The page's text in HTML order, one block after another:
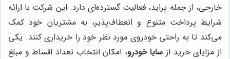
خارجی، از جمله پراید، فعالیت گسترده‌ای دارد. این شرکت با ارائه
شرایط پرداخت متنوع و انعطاف‌پذیر، به مشتریان خود کمک
می‌کند تا به راحتی خودروی مورد نظر خود را خریداری کنند. یکی
از مزایای خرید از سایا خودرو، امکان انتخاب تعداد اقساط و مبلغ